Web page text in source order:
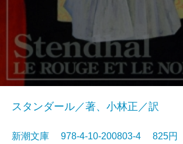
スタンダール／著、小林正／訳
新潮文庫 978-4-10-200803-4 825円